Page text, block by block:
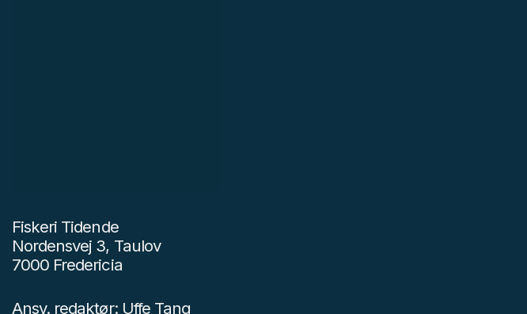
Fiskeri Tidende
Nordensvej 3, Taulov
7000 Fredericia
Ansv. redaktør: Uffe Tang